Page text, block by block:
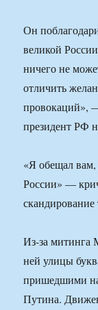
Он
великой
ничего не
отличить
провокаций»,
президент РФ
«Я обещал
России» —
Из-за митинга
ней улицы
пришедшими
Путина.